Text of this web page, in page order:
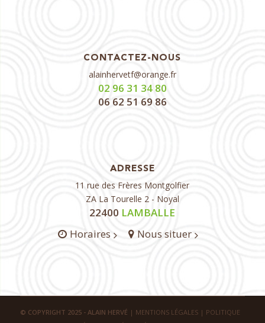
CONTACTEZ-NOUS
alainhervetf@orange.fr
02 96 31 34 80
06 62 51 69 86
ADRESSE
11 rue des Frères Montgolfier
ZA La Tourelle 2 - Noyal
22400 LAMBALLE
Horaires
Nous situer
© COPYRIGHT 2025 - ALAIN HERVÉ | MENTIONS LÉGALES| POLITIQUE